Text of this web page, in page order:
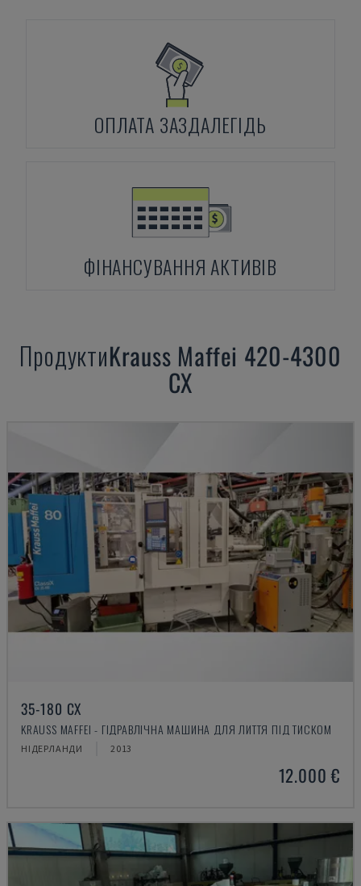
ОПЛАТА ЗАЗДАЛЕГІДЬ
ФІНАНСУВАННЯ АКТИВІВ
ПродуктиKrauss Maffei 420-4300
CX
35-180 CX
KRAUSS MAFFEI - ГІДРАВЛІЧНА МАШИНА ДЛЯ ЛИТТЯ ПІД ТИСКОМ
НІДЕРЛАНДИ 2013
12.000 €